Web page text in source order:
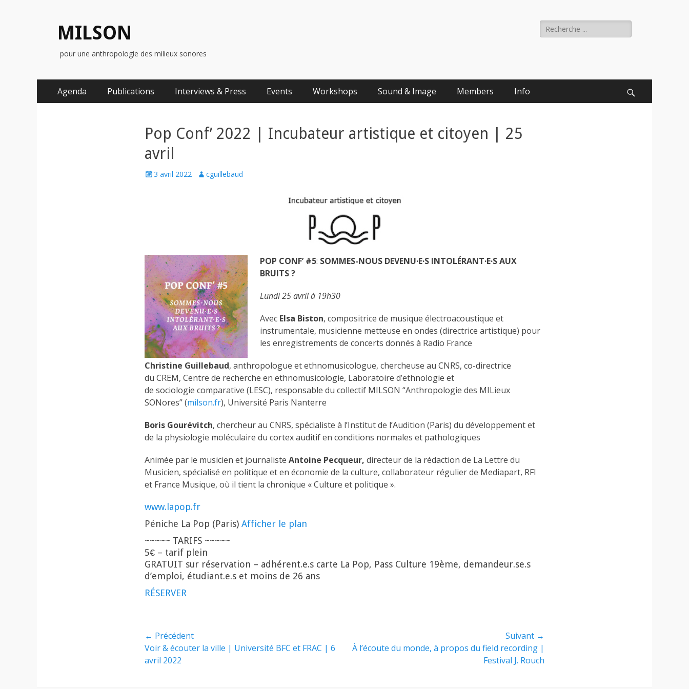
MILSON
pour une anthropologie des milieux sonores
Rechercher :
Menu
principal
Agenda Publications Interviews & Press Events Workshops Sound & Image Members Info
Pop Conf’ 2022 | Incubateur artistique et citoyen | 25
avril
Posted
3 avril 2022 Author
cguillebaud
POP CONF’ #5: SOMMES-NOUS DEVENU·E·S INTOLÉRANT·E·S AUX
BRUITS ?
Lundi 25 avril à 19h30
Avec Elsa Biston, compositrice de musique électroacoustique et
instrumentale, musicienne metteuse en ondes (directrice artistique) pour
les enregistrements de concerts donnés à Radio France
Christine Guillebaud, anthropologue et ethnomusicologue, chercheuse au CNRS, co-directrice
du CREM, Centre de recherche en ethnomusicologie, Laboratoire d’ethnologie et
de sociologie comparative (LESC), responsable du collectif MILSON “Anthropologie des MILieux
SONores” (milson.fr), Université Paris Nanterre
Boris Gourévitch, chercheur au CNRS, spécialiste à l’Institut de l’Audition (Paris) du développement et ​
de la ​physiologie moléculaire du cortex auditif en conditions normales et pathologiques
Animée par le musicien et journaliste Antoine Pecqueur, directeur de la rédaction de La Lettre du
Musicien, spécialisé en politique et en économie de la culture, collaborateur régulier de Mediapart, RFI
et France Musique, où il tient la chronique « Culture et politique ».
www.lapop.fr
Péniche La Pop (Paris) Afficher le plan
~~~~~ TARIFS ~~~~~
5€ – tarif plein
GRATUIT sur réservation – adhérent.e.s carte La Pop, Pass Culture 19ème, demandeur.se.s
d’emploi, étudiant.e.s et moins de 26 ans
RÉSERVER
Navigation
de
← Précédent
Article
précédent :
Voir & écouter la ville | Université BFC et FRAC | 6
avril 2022
Suivant →
Article
À l’écoute du monde, à propos du field recording |
Festival J. Rouch